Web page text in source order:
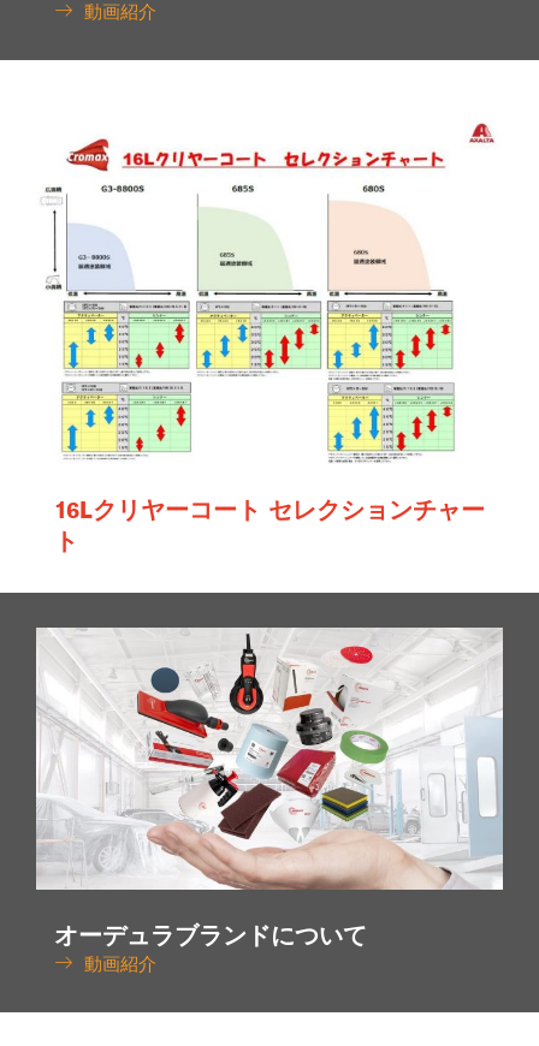
動画紹介
16Lクリヤーコート セレクションチャー
ト
オーデュラブランドについて
動画紹介